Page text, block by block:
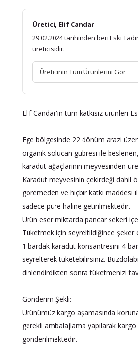
Üretici, Elif Candar
29.02.2024 tarihinden beri Eski
üreticisidir.
Üreticinin Tüm Ürünlerini Gör
Elif Candar'ın tüm katkısız ürünleri
Ege bölgesinde 22 dönüm arazi
organik solucan gübresi ile
karadut ağaçlarının meyvesinden
Karadut meyvesinin çekirdeği dahil
göremeden ve hiçbir katkı maddesi
sadece püre haline getirilmektedir.
Ürün eser miktarda pancar şekeri
Tüketmek için seyreltildiğinde şeker
1 bardak karadut konsantresini 4
seyrelterek tüketebilirsiniz.
dinlendirdikten sonra tüketmenizi
Gönderim Şekli:
Ürünümüz kargo aşamasında
gerekli ambalajlama yapılarak kargo
gönderilmektedir.